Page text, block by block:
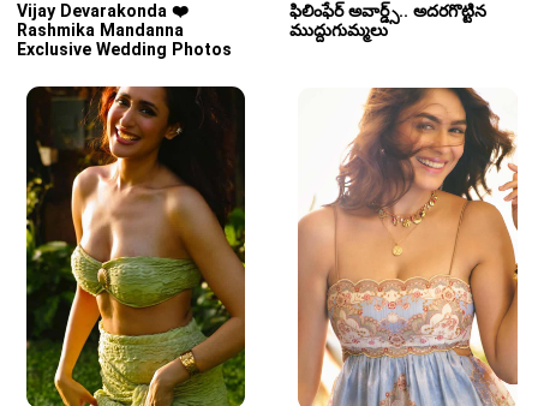
Vijay Devarakonda ❤️
Rashmika Mandanna
Exclusive Wedding Photos
ఫిలింఫేర్ అవార్డ్స్.. అద‌ర‌గొట్టిన
ముద్దుగుమ్మ‌లు